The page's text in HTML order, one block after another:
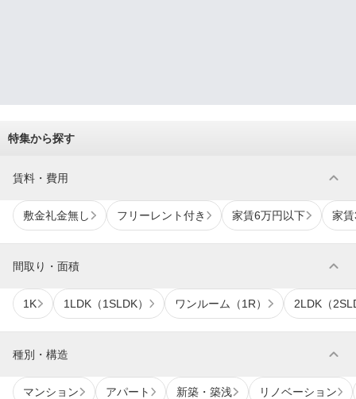
特集から探す
賃料・費用 expand_more
敷金礼金無し フリーレント付き 家賃6万円以下 家
間取り・面積 expand_more
1K 1LDK（1SLDK） ワンルーム（1R） 2LDK（
種別・構造 expand_more
マンション アパート 新築・築浅 リノベーション